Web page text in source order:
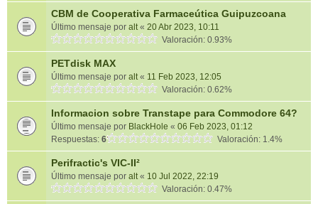
CBM de Cooperativa Farmaceútica Guipuzcoana
Último mensaje por alt« 20 Abr 2023, 10:11
Valoración: 0.93%
PETdisk MAX
Último mensaje por alt« 11 Feb 2023, 12:05
Valoración: 0.62%
Informacion sobre Transtape para Commodore 64?
Último mensaje por BlackHole « 06 Feb 2023, 01:12
Respuestas: 6 Valoración: 1.4%
Perifractic's VIC-II²
Último mensaje por alt« 10 Jul 2022, 22:19
Valoración: 0.47%